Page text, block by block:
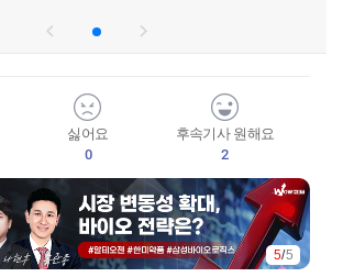
싫어요
0
후속기사 원해요
2
5/5